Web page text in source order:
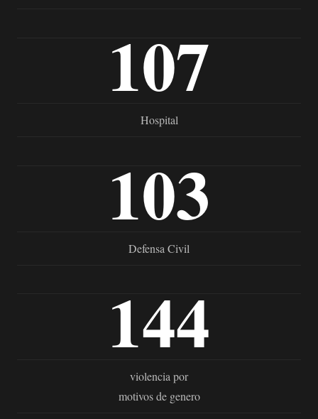
107
Hospital
103
Defensa Civil
144
violencia por
motivos de genero